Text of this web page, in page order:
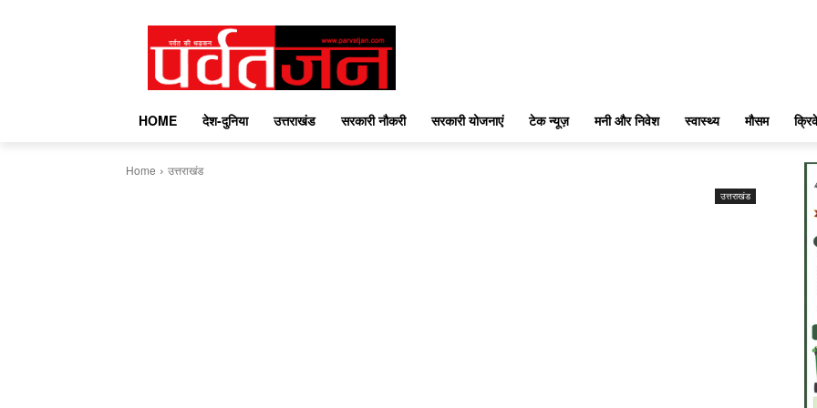
HOME देश-दुनिया उत्तराखंड सरकारी नौकरी सरकारी योजनाएं टेक न्यूज़ मनी और निवेश स्वास्थ्य मौसम
Home उत्तराखंड
उत्तराखंड